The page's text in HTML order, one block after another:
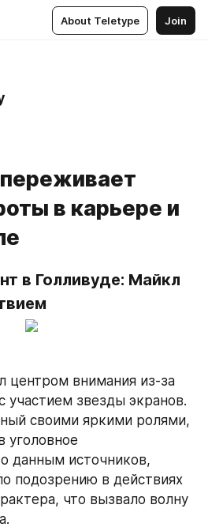
About Teletype Join
в карьере и
в Голливуде: Майкл
центром внимания из-за
участием звезды экранов.
своими яркими ролями,
уголовное
данным источников,
подозрению в действиях
что вызвало волну